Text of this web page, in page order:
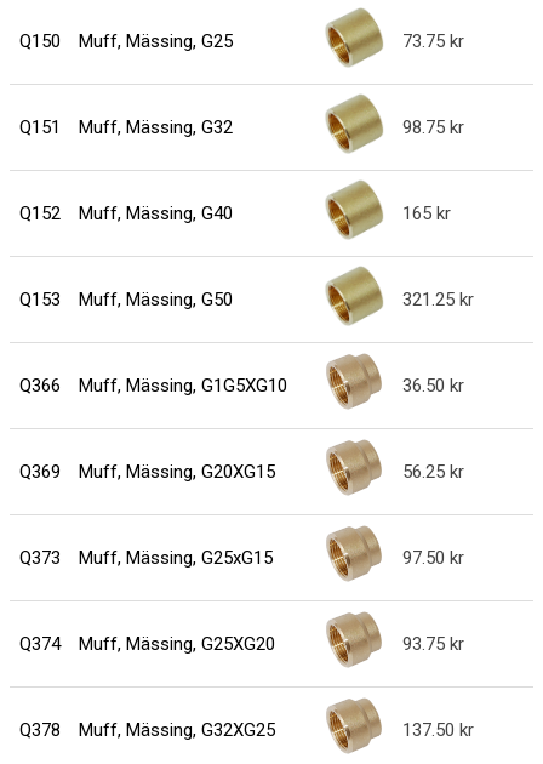
Q150 Muff, Mässing, G25 73.75
Q151 Muff, Mässing, G32 98.75
Q152 Muff, Mässing, G40 165
Q153 Muff, Mässing, G50 321.25
Q366 Muff, Mässing, G1G5XG10 36.50
Q369 Muff, Mässing, G20XG15 56.25
Q373 Muff, Mässing, G25xG15 97.50
Q374 Muff, Mässing, G25XG20 93.75
Q378 Muff, Mässing, G32XG25 137.50